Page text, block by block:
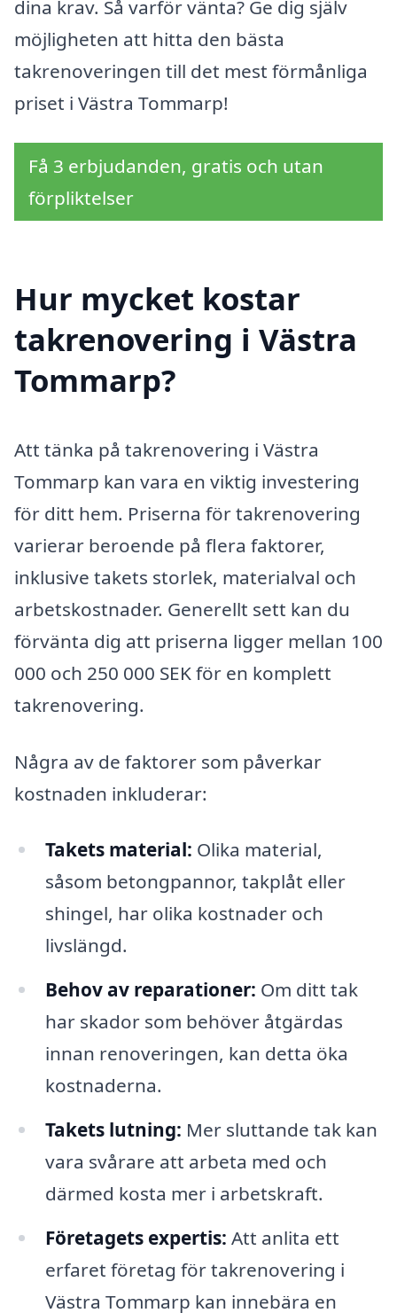
dina krav. Så varför vänta? Ge dig själv
möjligheten att hitta den bästa
takrenoveringen till det mest förmånliga
priset i Västra Tommarp!
Få 3 erbjudanden, gratis och utan
förpliktelser
Hur mycket kostar
takrenovering i Västra
Tommarp?
Att tänka på takrenovering i Västra
Tommarp kan vara en viktig investering
för ditt hem. Priserna för takrenovering
varierar beroende på flera faktorer,
inklusive takets storlek, materialval och
arbetskostnader. Generellt sett kan du
förvänta dig att priserna ligger mellan 100
000 och 250 000 SEK för en komplett
takrenovering.
Några av de faktorer som påverkar
kostnaden inkluderar:
Takets material: Olika material,
såsom betongpannor, takplåt eller
shingel, har olika kostnader och
livslängd.
Behov av reparationer: Om ditt tak
har skador som behöver åtgärdas
innan renoveringen, kan detta öka
kostnaderna.
Takets lutning: Mer sluttande tak kan
vara svårare att arbeta med och
därmed kosta mer i arbetskraft.
Företagets expertis: Att anlita ett
erfaret företag för takrenovering i
Västra Tommarp kan innebära en